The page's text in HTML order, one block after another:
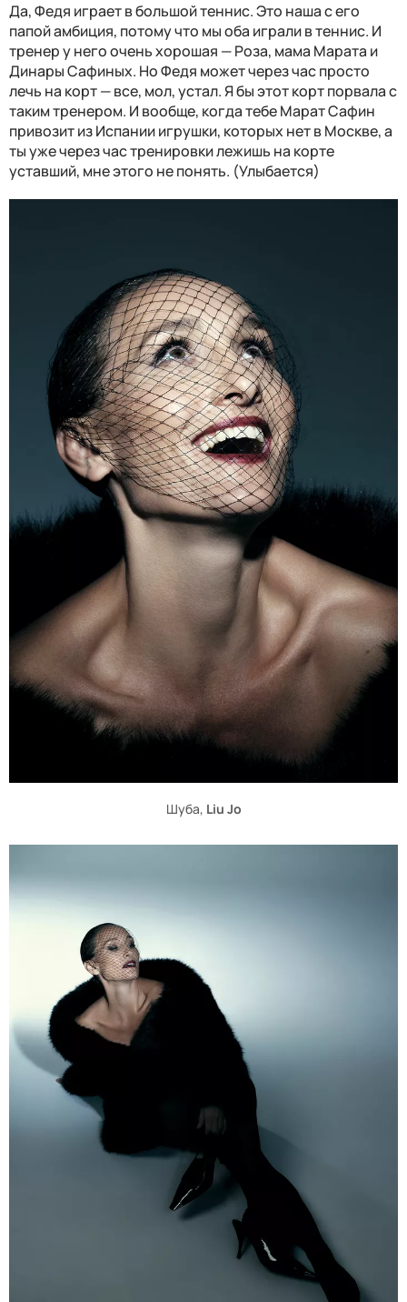
Да, Федя играет в большой теннис. Это наша с его
папой амбиция, потому что мы оба играли в теннис. И
тренер у него очень хорошая — Роза, мама Марата и
Динары Сафиных. Но Федя может через час просто
лечь на корт — все, мол, устал. Я бы этот корт порвала с
таким тренером. И вообще, когда тебе Марат Сафин
привозит из Испании игрушки, которых нет в Москве, а
ты уже через час тренировки лежишь на корте
уставший, мне этого не понять. (Улыбается)
Шуба, Liu Jo